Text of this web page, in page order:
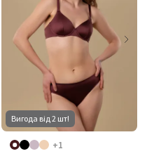
Вигода від 2 шт!
+1